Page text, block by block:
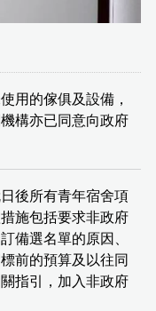
用的傢俱及設備，
構亦已同意向政府
後所有青年宿舍項
施包括要求非政府
備選名單的原因、
前的預算及以往同
指引，加入非政府